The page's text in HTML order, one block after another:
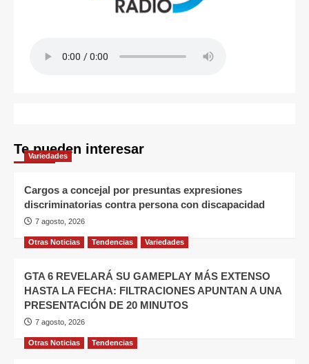
Te pueden interesar
Variedades
Cargos a concejal por presuntas expresiones
discriminatorias contra persona con discapacidad
7 agosto, 2026
Otras Noticias Tendencias Variedades
GTA 6 REVELARÁ SU GAMEPLAY MÁS EXTENSO
HASTA LA FECHA: FILTRACIONES APUNTAN A UNA
PRESENTACIÓN DE 20 MINUTOS
7 agosto, 2026
Otras Noticias Tendencias